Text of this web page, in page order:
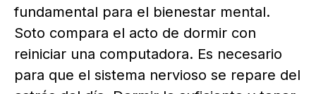
fundamental para el bienestar mental.
Soto compara el acto de dormir con
reiniciar una computadora. Es necesario
para que el sistema nervioso se repare del